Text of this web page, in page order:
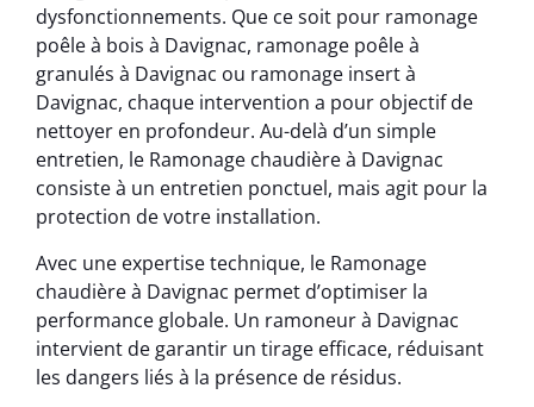
dysfonctionnements. Que ce soit pour ramonage
poêle à bois à Davignac, ramonage poêle à
granulés à Davignac ou ramonage insert à
Davignac, chaque intervention a pour objectif de
nettoyer en profondeur. Au-delà d’un simple
entretien, le Ramonage chaudière à Davignac
consiste à un entretien ponctuel, mais agit pour la
protection de votre installation.
Avec une expertise technique, le Ramonage
chaudière à Davignac permet d’optimiser la
performance globale. Un ramoneur à Davignac
intervient de garantir un tirage efficace, réduisant
les dangers liés à la présence de résidus.